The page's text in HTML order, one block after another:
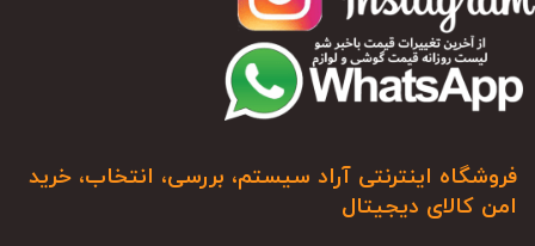
فروشگاه اینترنتی آراد سیستم، بررسی، انتخاب، خرید
امن کالای دیجیتال